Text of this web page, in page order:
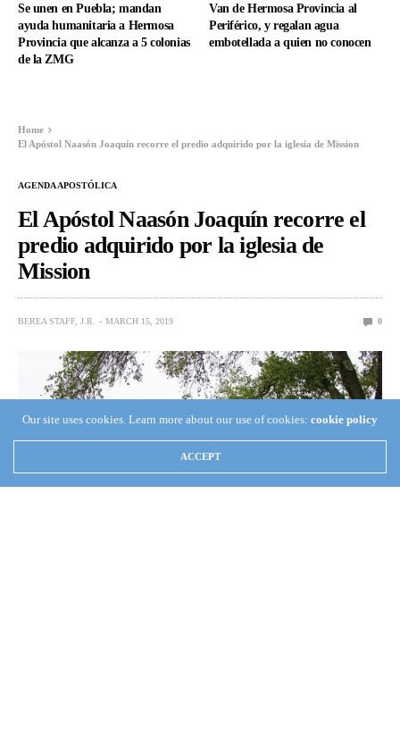
Se unen en Puebla; mandan
ayuda humanitaria a Hermosa
Provincia que alcanza a 5 colonias
de la ZMG
Van de Hermosa Provincia al
Periférico, y regalan agua
embotellada a quien no conocen
Home
El Apóstol Naasón Joaquín recorre el predio adquirido por la iglesia de Mission
AGENDA APOSTÓLICA
El Apóstol Naasón Joaquín recorre el
predio adquirido por la iglesia de
Mission
BEREA STAFF, J.R. MARCH 15, 2019 0
Our site uses cookies. Learn more about our use of cookies: cookie policy
ACCEPT